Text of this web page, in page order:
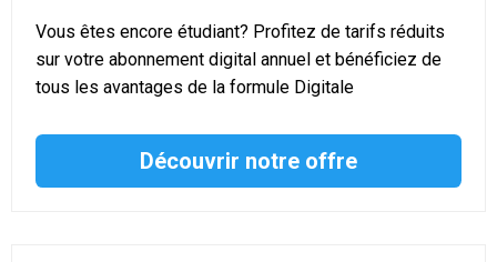
Vous êtes encore étudiant? Profitez de tarifs réduits
sur votre abonnement digital annuel et bénéficiez de
tous les avantages de la formule Digitale
Découvrir notre offre